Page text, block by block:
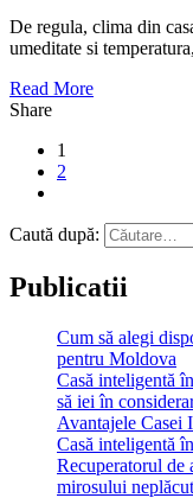
De regula, clima din
umeditate si
Read More
Share
1
2
Caută după:
Publicatii
Cum să alegi
pentru Moldova
Casă inteligentă
să iei în
Avantajele Casei
Casă inteligentă
Recuperatorul de
mirosului